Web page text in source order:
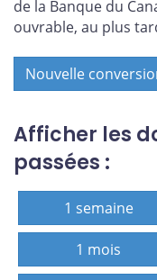
de la Banque du
ouvrable, au plus
Nouvelle
Afficher les
passées :
1 semaine
1 mois